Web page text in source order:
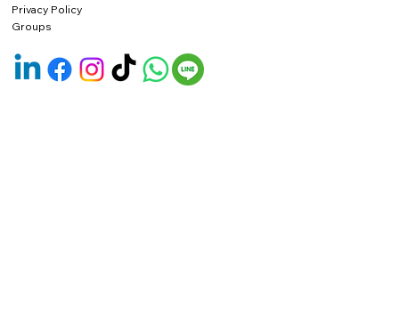
Privacy Policy
Groups